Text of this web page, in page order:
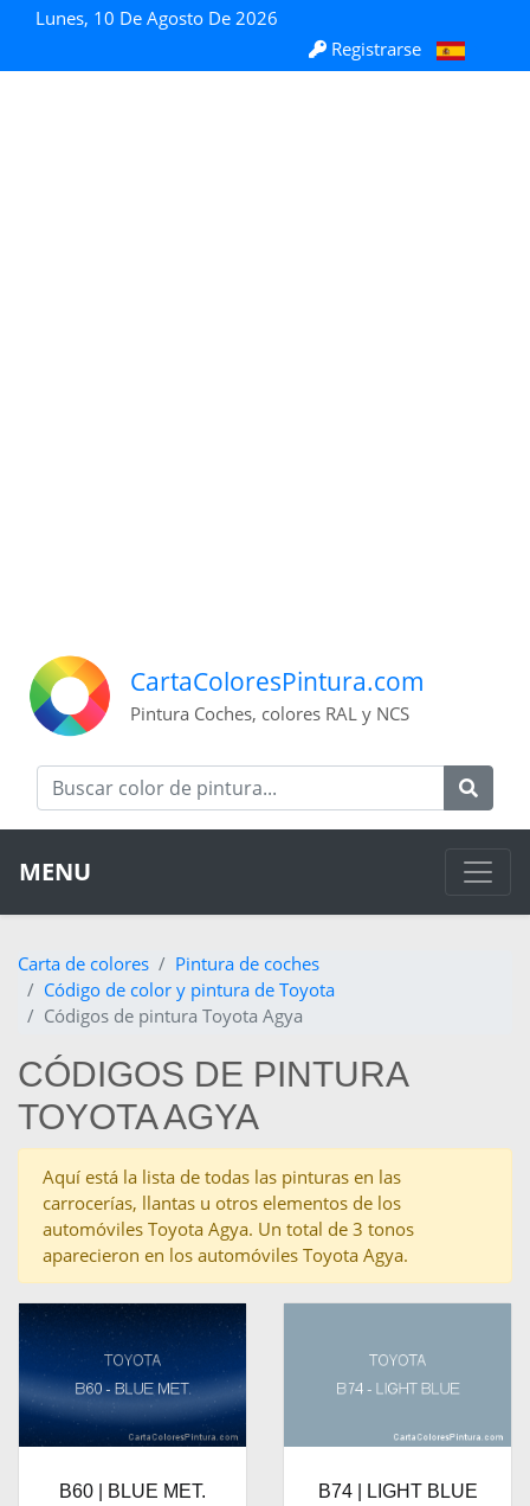
Lunes, 10 De Agosto De 2026
Registrarse
CartaColoresPintura.com
Pintura Coches, colores RAL y NCS
MENU
Carta de colores
Pintura de coches
Código de color y pintura de Toyota
Códigos de pintura Toyota Agya
CÓDIGOS DE PINTURA
TOYOTA AGYA
Aquí está la lista de todas las pinturas en las
carrocerías, llantas u otros elementos de los
automóviles Toyota Agya. Un total de 3 tonos
aparecieron en los automóviles Toyota Agya.
B60 | BLUE MET. B74 | LIGHT BLUE